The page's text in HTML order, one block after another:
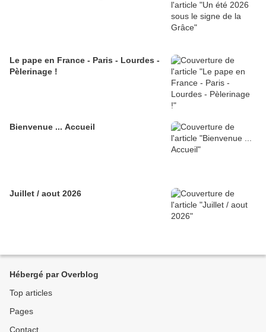
Le pape en France - Paris - Lourdes -
Pèlerinage !
Bienvenue ... Accueil
Juillet / aout 2026
Hébergé par Overblog
Top articles
Pages
Contact